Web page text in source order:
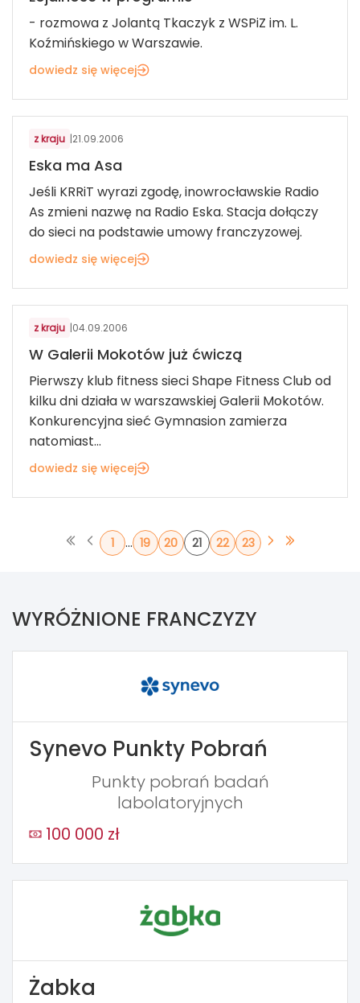
- rozmowa z Jolantą Tkaczyk z WSPiZ im. L.
Koźmińskiego w Warszawie.
dowiedz się więcej
USŁUGI DLA KONSUMENTÓW
z kraju |21.09.2006
Eska ma Asa
Jeśli KRRiT wyrazi zgodę, inowrocławskie Radio
As zmieni nazwę na Radio Eska. Stacja dołączy
do sieci na podstawie umowy franczyzowej.
dowiedz się więcej
USŁUGI DLA KONSUMENTÓW
z kraju |04.09.2006
W Galerii Mokotów już ćwiczą
Pierwszy klub fitness sieci Shape Fitness Club od
kilku dni działa w warszawskiej Galerii Mokotów.
Konkurencyjna sieć Gymnasion zamierza
natomiast...
dowiedz się więcej
1 ... 19 20 21 22 23
WYRÓŻNIONE FRANCZYZY
Synevo Punkty Pobrań
Punkty pobrań badań
labolatoryjnych
100 000 zł
Żabka